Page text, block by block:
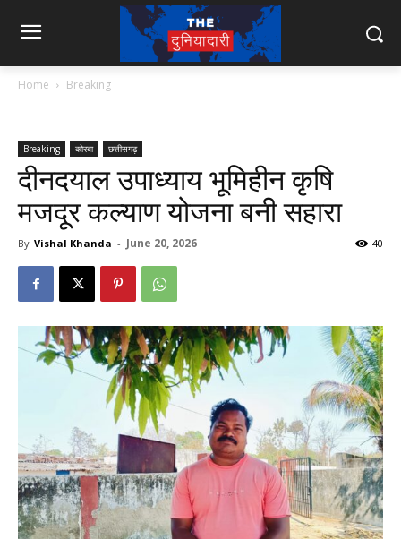
Home Breaking
Breaking कोरबा छत्तीसगढ़
दीनदयाल उपाध्याय भूमिहीन कृषि
मजदूर कल्याण योजना बनी सहारा
By Vishal Khanda - June 20, 2026 40